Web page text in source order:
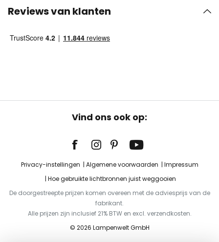
Reviews van klanten
Vind ons ook op:
Privacy-instellingen Algemene voorwaarden
Impressum
Hoe gebruikte lichtbronnen juist weggooien
De doorgestreepte prijzen komen overeen met de adviesprijs van de
fabrikant.
Alle prijzen zijn inclusief 21% BTW en excl. verzendkosten.
© 2026 Lampenwelt GmbH